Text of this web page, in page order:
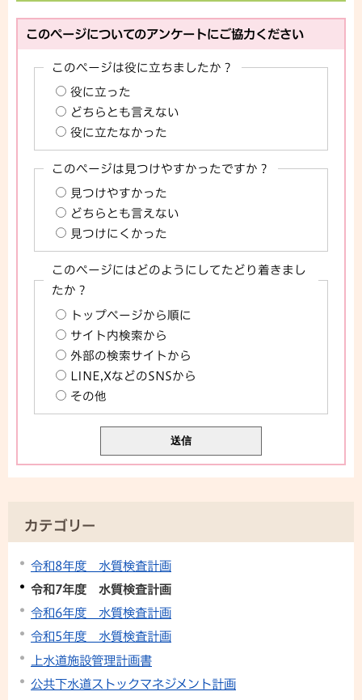
このページについてのアンケートにご協力ください
このページは役に立ちましたか？
役に立った
どちらとも言えない
役に立たなかった
このページは見つけやすかったですか？
見つけやすかった
どちらとも言えない
見つけにくかった
このページにはどのようにしてたどり着きまし
たか？
トップページから順に
サイト内検索から
外部の検索サイトから
LINE,XなどのSNSから
その他
カテゴリー
令和8年度 水質検査計画
令和7年度 水質検査計画
令和6年度 水質検査計画
令和5年度 水質検査計画
上水道施設管理計画書
公共下水道ストックマネジメント計画